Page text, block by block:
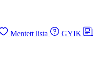
Mentett lista
GYIK